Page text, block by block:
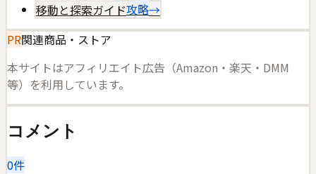
移動と探索ガイド攻略→
PR関連商品・ストア
本サイトはアフィリエイト広告（Amazon・楽天・DMM
等）を利用しています。
コメント
0件